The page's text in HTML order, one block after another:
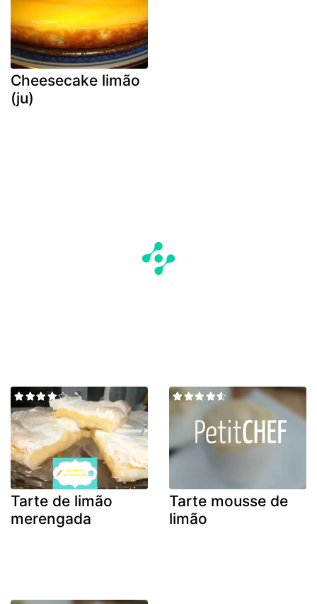
Cheesecake limão
(ju)
Tarte de limão
merengada
Tarte mousse de
limão